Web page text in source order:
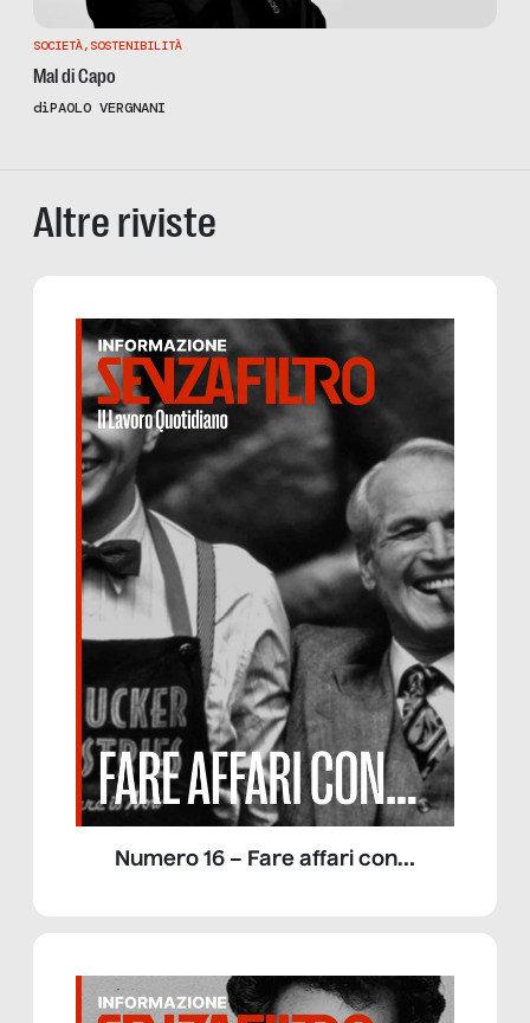
SOCIETÀ, SOSTENIBILITÀ
Mal di Capo
diPAOLO VERGNANI
Altre riviste
Numero 16 – Fare affari con…